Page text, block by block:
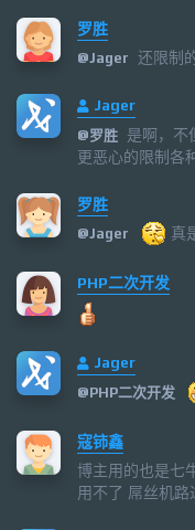
罗胜
@Jager 还限制
Jager
@罗胜 是啊，不
更恶心的限制各
罗胜
@Jager 真
PHP二次开发
Jager
@PHP二次开发
寇铈鑫
博主用的也是七
用不了 屌丝机路